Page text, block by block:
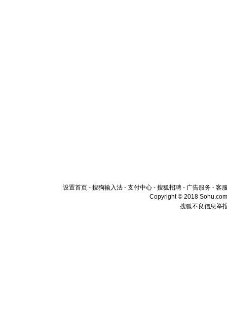
设置首页 - 搜狗输入法 - 支付中心 - 搜狐招聘 - 广告服务 - 客
Copyright © 2018
搜狐不良信息举